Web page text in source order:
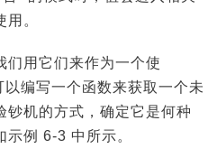
。
们用它们来作为一个使
以编写一个函数来获取一个未
钞机的方式，确定它是何种
例 6-3 中所示。